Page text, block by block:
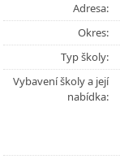
Adresa:
Okres:
Typ školy:
Vybavení školy a její
nabídka: